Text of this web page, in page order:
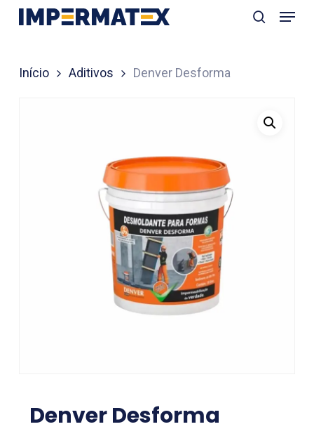
Skip
content
Menu
Início Aditivos Denver Desforma
Denver Desforma